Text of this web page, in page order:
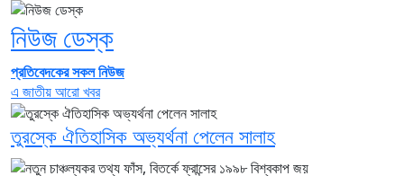
নিউজ ডেস্ক
প্রতিবেদকের সকল নিউজ
এ জাতীয় আরো খবর
তুরস্কে ঐতিহাসিক অভ্যর্থনা পেলেন সালাহ